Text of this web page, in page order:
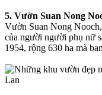
5. Vườn Suan Nong
Vườn Suan Nong
của người người phụ nữ
1954, rộng 630 ha mà